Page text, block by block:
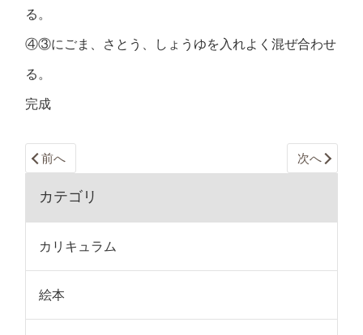
る。
④③にごま、さとう、しょうゆを入れよく混ぜ合わせ
る。
完成
前へ 次へ
カテゴリ
カリキュラム
絵本